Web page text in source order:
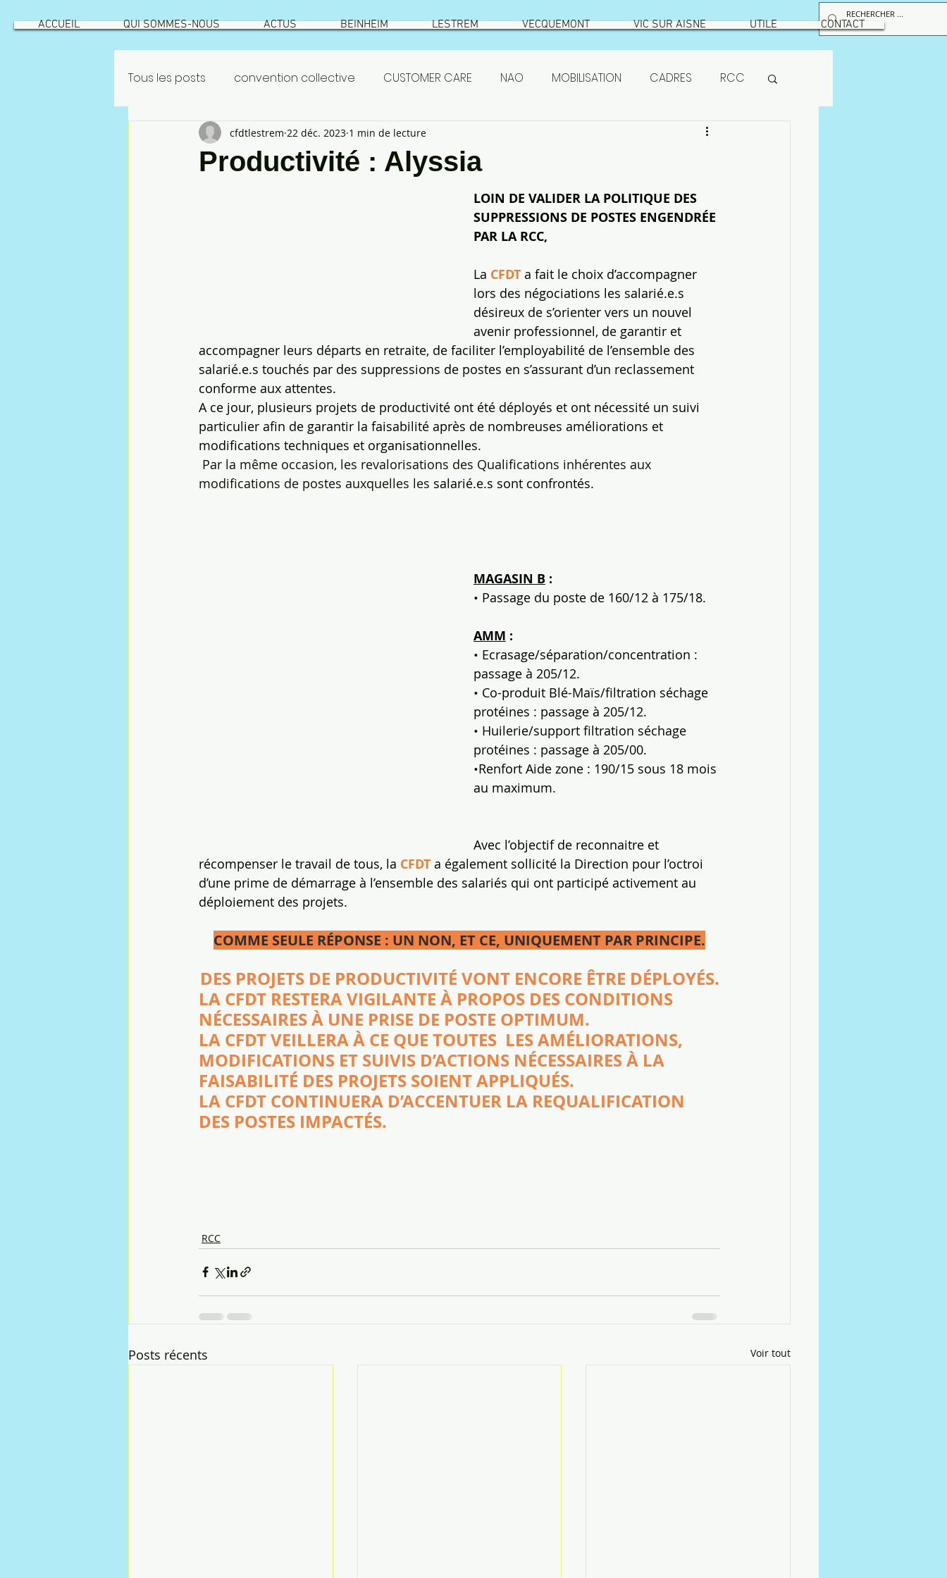
ACCUEIL QUI SOMMES-NOUS ACTUS BEINHEIM LESTREM VECQUEMONT VIC SUR AISNE UTILE CONTACT
Tous les posts convention collective CUSTOMER CARE NAO MOBILISATION CADRES RCC
GEPPMM ROATATIONS SETHNESS test
Prestataires PSE maintenance
Beinheim
NAO ROQUETTE 2022
Productivité : Alyssia
cfdtlestrem 22 déc. 2023 1 min de lecture
LOIN DE VALIDER LA POLITIQUE DES
SUPPRESSIONS DE POSTES ENGENDRÉE
PAR LA RCC,
La CFDT a fait le choix d’accompagner
lors des négociations les salarié.e.s
désireux de s’orienter vers un nouvel
avenir professionnel, de garantir et
accompagner leurs départs en retraite, de faciliter l’employabilité de l’ensemble des
salarié.e.s touchés par des suppressions de postes en s’assurant d’un reclassement
conforme aux attentes.
A ce jour, plusieurs projets de productivité ont été déployés et ont nécessité un suivi
particulier afin de garantir la faisabilité après de nombreuses améliorations et
modifications techniques et organisationnelles.
Par la même occasion, les revalorisations des Qualifications inhérentes aux
modifications de postes auxquelles les salarié.e.s sont confrontés.
MAGASIN B :
• Passage du poste de 160/12 à 175/18.
AMM :
• Ecrasage/séparation/concentration :
passage à 205/12.
• Co-produit Blé-Maïs/filtration séchage
protéines : passage à 205/12.
• Huilerie/support filtration séchage
protéines : passage à 205/00.
•Renfort Aide zone : 190/15 sous 18 mois
au maximum.
Avec l’objectif de reconnaitre et
récompenser le travail de tous, la CFDT a également sollicité la Direction pour l’octroi
d’une prime de démarrage à l’ensemble des salariés qui ont participé activement au
déploiement des projets.
COMME SEULE RÉPONSE : UN NON, ET CE, UNIQUEMENT PAR PRINCIPE.
DES PROJETS DE PRODUCTIVITÉ VONT ENCORE ÊTRE DÉPLOYÉS.
LA CFDT RESTERA VIGILANTE À PROPOS DES CONDITIONS
NÉCESSAIRES À UNE PRISE DE POSTE OPTIMUM.
LA CFDT VEILLERA À CE QUE TOUTES  LES AMÉLIORATIONS,
MODIFICATIONS ET SUIVIS D’ACTIONS NÉCESSAIRES À LA
FAISABILITÉ DES PROJETS SOIENT APPLIQUÉS.
LA CFDT CONTINUERA D’ACCENTUER LA REQUALIFICATION
DES POSTES IMPACTÉS.
RCC
Posts récents Voir tout